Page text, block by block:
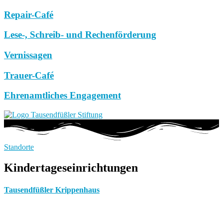
Repair-Café
Lese-, Schreib- und Rechenförderung
Vernissagen
Trauer-Café
Ehrenamtliches Engagement
Standorte
Kindertageseinrichtungen
Tausendfüßler Krippenhaus